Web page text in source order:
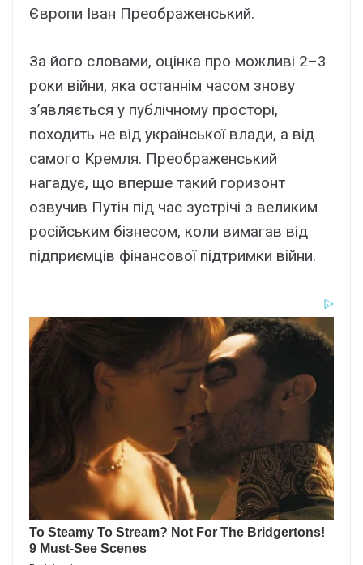
Європи Іван Преображенський.
За його словами, оцінка про можливі 2–3
роки війни, яка останнім часом знову
з’являється у публічному просторі,
походить не від української влади, а від
самого Кремля. Преображенський
нагадує, що вперше такий горизонт
озвучив Путін під час зустрічі з великим
російським бізнесом, коли вимагав від
підприємців фінансової підтримки війни.